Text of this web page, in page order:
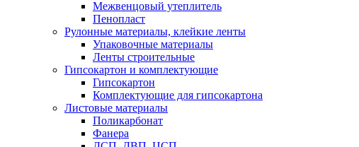
Межвенцовый утеплитель
Пенопласт
Рулонные материалы, клейкие ленты
Упаковочные материалы
Ленты строительные
Гипсокартон и комплектующие
Гипсокартон
Комплектующие для гипсокартона
Листовые материалы
Поликарбонат
Фанера